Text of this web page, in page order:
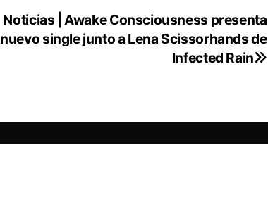
Noticias | Awake Consciousness presenta
nuevo single junto a Lena Scissorhands de
Infected Rain